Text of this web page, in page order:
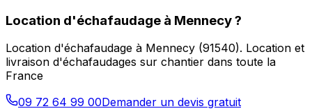
Location d'échafaudage à Mennecy?
Location d'échafaudage à Mennecy (91540). Location et
livraison d'échafaudages sur chantier dans toute la
France
09 72 64 99 00Demander un devis gratuit